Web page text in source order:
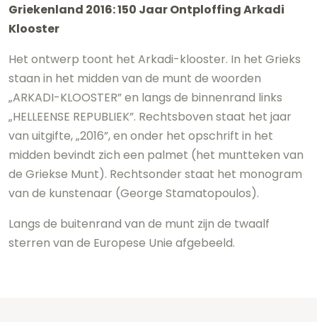
Griekenland 2016: 150 Jaar Ontploffing Arkadi
Klooster
Het ontwerp toont het Arkadi-klooster. In het Grieks
staan in het midden van de munt de woorden
„ARKADI-KLOOSTER” en langs de binnenrand links
„HELLEENSE REPUBLIEK”. Rechtsboven staat het jaar
van uitgifte, „2016”, en onder het opschrift in het
midden bevindt zich een palmet (het muntteken van
de Griekse Munt). Rechtsonder staat het monogram
van de kunstenaar (George Stamatopoulos).
Langs de buitenrand van de munt zijn de twaalf
sterren van de Europese Unie afgebeeld.